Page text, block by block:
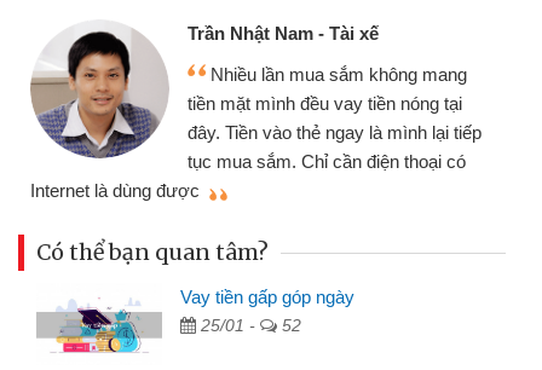
Cấn Văn Lực - Tạp hóa
Tôi kinh doanh buôn bán nhỏ lẻ
nhiều lúc cần vốn nhập hàng, nhờ biết
đến website qua bạn bè giới thiệu tôi
đã giải quyết được công việc của
Có thể bạn quan tâm?
Vay tiền gấp góp ngày
25/01 - 52